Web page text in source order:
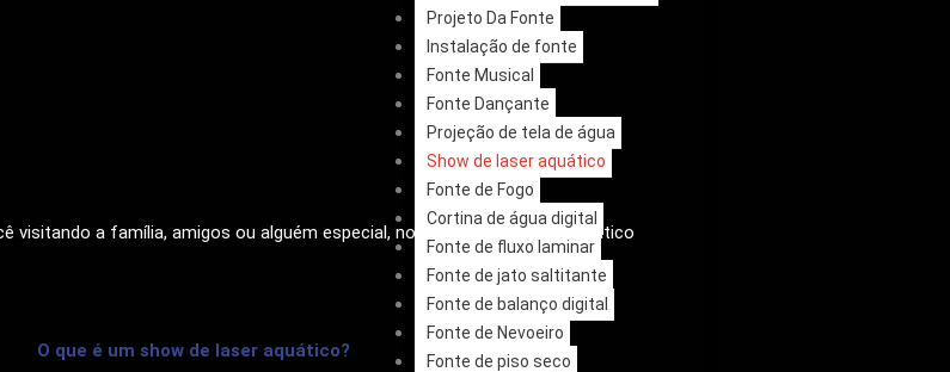
Projeto Da Fonte
Instalação de fonte
Fonte Musical
Fonte Dançante
Projeção de tela de água
Show de laser aquático
Fonte de Fogo
Cortina de água digital
Fonte de fluxo laminar
Fonte de jato saltitante
Fonte de balanço digital
Fonte de Nevoeiro
Fonte de piso seco
visitando a família, amigos ou alguém especial, nosso show de laser aquático
O que é um show de laser aquático?